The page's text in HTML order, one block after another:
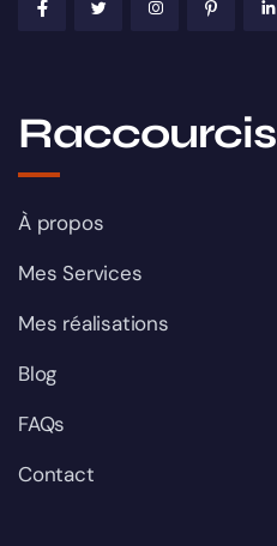
Raccourcis
À propos
Mes Services
Mes réalisations
Blog
FAQs
Contact